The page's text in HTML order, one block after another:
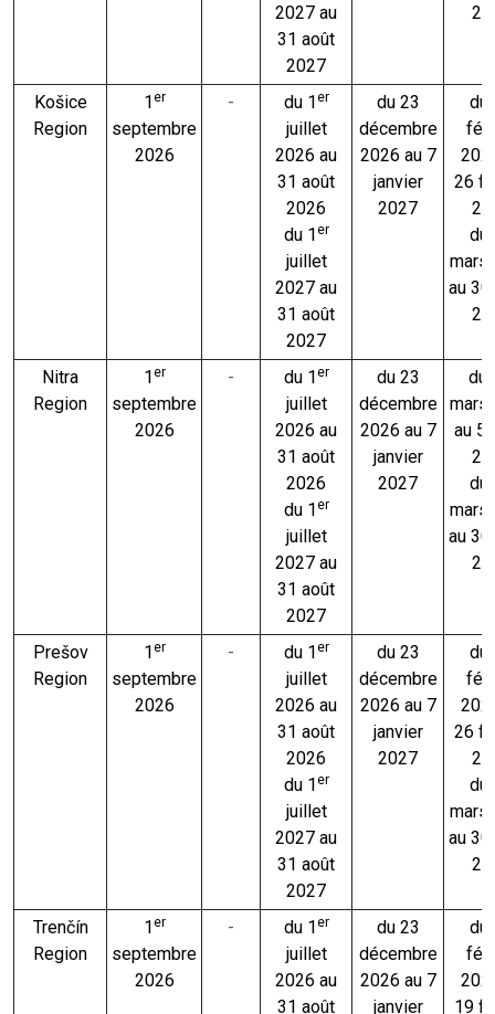
2027 au
31 août
2027
Košice
Region
1er
septembre
2026
- du 1er
juillet
2026 au
31 août
2026
du 1er
juillet
2027 au
31 août
2027
du 23
décembre
2026 au 7
janvier
2027
du
26
du
mars
au
Nitra
Region
1er
septembre
2026
- du 1er
juillet
2026 au
31 août
2026
du 1er
juillet
2027 au
31 août
2027
du 23
décembre
2026 au 7
janvier
2027
du
mars
au 5
du
mars
au
Prešov
Region
1er
septembre
2026
- du 1er
juillet
2026 au
31 août
2026
du 1er
juillet
2027 au
31 août
2027
du 23
décembre
2026 au 7
janvier
2027
du
26
du
mars
au
Trenčín
Region
1er
septembre
2026
- du 1er
juillet
2026 au
31 août
du 23
décembre
2026 au 7
janvier
du
19